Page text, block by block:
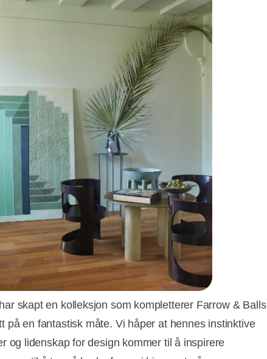
skapt en kolleksjon som kompletterer Farrow & Balls
på en fantastisk måte. Vi håper at hennes instinktive
og lidenskap for design kommer til å inspirere